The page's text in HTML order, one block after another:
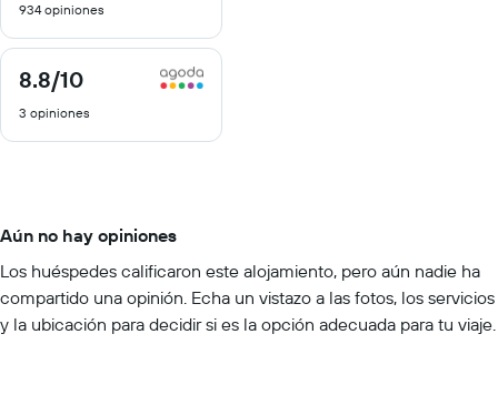
10
934 opiniones
8.8/10
8.8
10
3 opiniones
Aún no hay opiniones
Los huéspedes calificaron este alojamiento, pero aún nadie ha
compartido una opinión. Echa un vistazo a las fotos, los servicios
y la ubicación para decidir si es la opción adecuada para tu viaje.